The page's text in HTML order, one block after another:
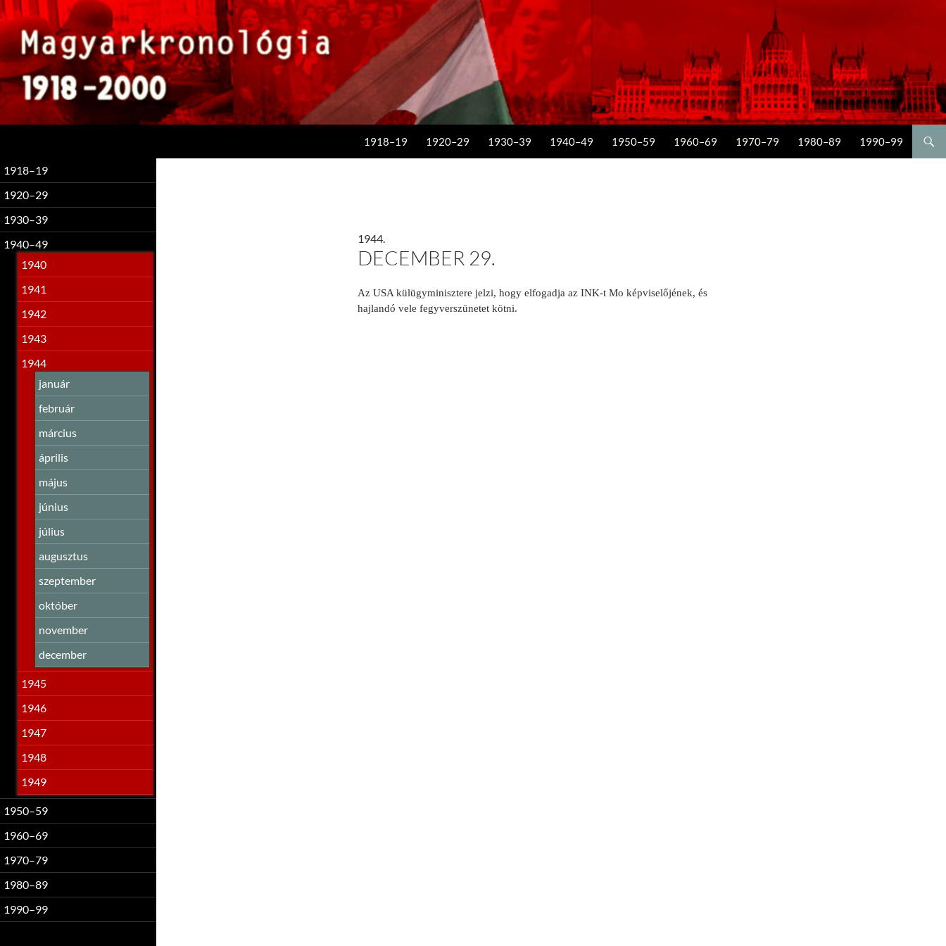
1918–19 1920–29 1930–39 1940–49 1950–59 1960–69 1970–79 1980–89 1990–99
1944.
DECEMBER 29.
Az USA külügyminisztere jelzi, hogy elfogadja az INK-t Mo képviselőjének, és
hajlandó vele fegyverszünetet kötni.
1918–19
1920–29
1930–39
1940–49
1940
1941
1942
1943
1944
január
február
március
április
május
június
július
augusztus
szeptember
október
november
december
1945
1946
1947
1948
1949
1950–59
1960–69
1970–79
1980–89
1990–99